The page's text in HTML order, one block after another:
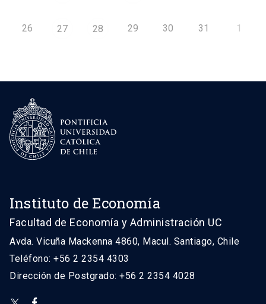
26 27 28 29 30 31 1
Instituto de Economía
Facultad de Economía y Administración UC
Avda. Vicuña Mackenna 4860, Macul. Santiago, Chile
Teléfono: +56 2 2354 4303
Dirección de Postgrado: +56 2 2354 4028